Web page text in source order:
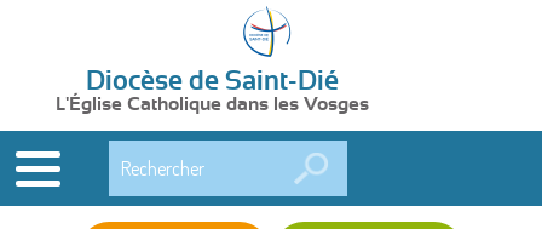
Diocèse de Saint-Dié
L'Église Catholique dans les Vosges